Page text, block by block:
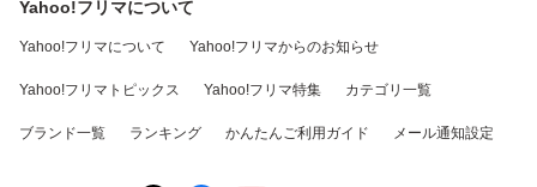
Yahoo!フリマについて
Yahoo!フリマについて Yahoo!フリマからのお知らせ
Yahoo!フリマトピックス Yahoo!フリマ特集 カテゴリ一覧
ブランド一覧 ランキング かんたんご利用ガイド メール通知設定